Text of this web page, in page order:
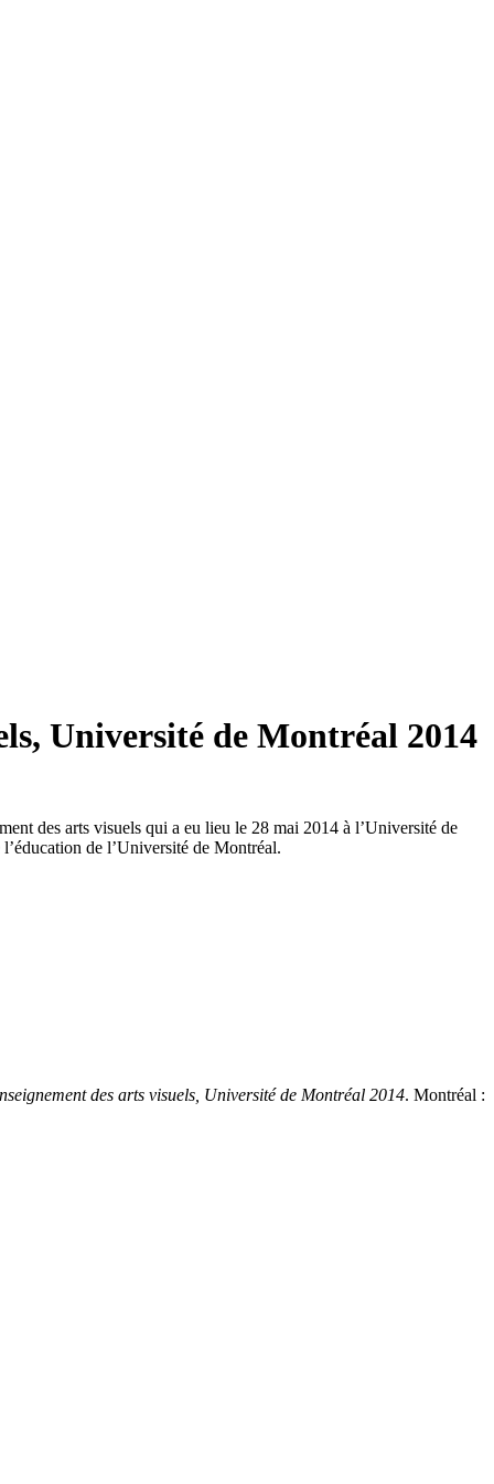
Université de Montréal 2014
des arts visuels qui a eu lieu le 28 mai 2014 à l’Université de
de l’Université de Montréal.
des arts visuels, Université de Montréal 2014. Montréal :